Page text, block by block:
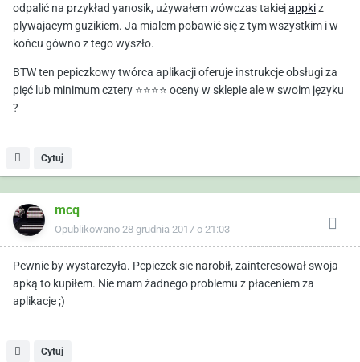
odpalić na przykład yanosik, używałem wówczas takiejappkiz
plywajacym guzikiem. Ja mialem pobawić się z tym wszystkim i w
końcu gówno z tego wyszło.
BTW ten pepiczkowy twórca aplikacji oferuje instrukcje obsługi za
pięć lub minimum cztery ⭐⭐⭐⭐ oceny w sklepie ale w swoim języku
?
Cytuj
mcq
Opublikowano 28 grudnia 2017 o 21:03
Pewnie by wystarczyła. Pepiczek sie narobił, zainteresował swoja
apką to kupiłem. Nie mam żadnego problemu z płaceniem za
aplikacje ;)
Cytuj